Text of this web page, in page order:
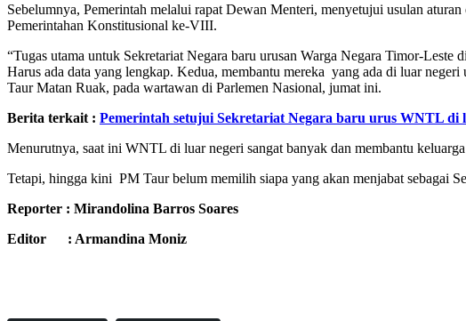
Sebelumnya, Pemerintah melalui rapat Dewan Menteri, menyetujui usulan
Pemerintahan Konstitusional ke-VIII.
“Tugas utama untuk Sekretariat Negara baru urusan Warga Negara Timor-
Harus ada data yang lengkap. Kedua, membantu mereka yang ada di luar
Taur Matan Ruak, pada wartawan di Parlemen Nasional, jumat ini.
Berita terkait : Pemerintah setujui Sekretariat Negara baru urus WNTL di
Menurutnya, saat ini WNTL di luar negeri sangat banyak dan membantu
Tetapi, hingga kini PM Taur belum memilih siapa yang akan menjabat sebagai
Reporter : Mirandolina Barros Soares
Editor : Armandina Moniz